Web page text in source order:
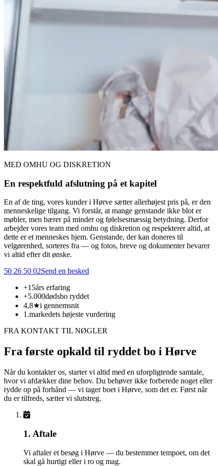
MED OMHU OG DISKRETION
En respektfuld afslutning på et kapitel
En af de ting, vores kunder i Hørve sætter allerhøjest pris på, er den
menneskelige tilgang. Vi forstår, at mange genstande ikke blot er
møbler, men bærer på minder og følelsesmæssig betydning. Derfor
arbejder vores team med omhu og diskretion og respekterer altid, at
dette er et menneskes hjem. Genstande, der kan doneres til
velgørenhed, sorteres fra — og fotos, breve og dokumenter bevarer
vi altid efter dit ønske.
50 26 50 02Send en besked
+15års erfaring
+5.000dødsbo ryddet
4,8★i gennemsnit
1.markedets højeste vurdering
FRA KONTAKT TIL NØGLER
Fra første opkald til ryddet bo i Hørve
Når du kontakter os, starter vi altid med en uforpligtende samtale,
hvor vi afdækker dine behov. Du behøver ikke forberede noget eller
rydde op på forhånd — vi tager boet i Hørve, som det er. Først når
du er tilfreds, sætter vi slutstreg.
1. Aftale
Vi aftaler et besøg i Hørve — du bestemmer tempoet, om det
skal gå hurtigt eller i ro og mag.